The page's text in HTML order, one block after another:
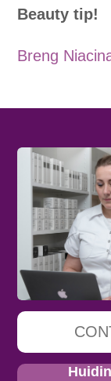
Beauty tip!
Breng